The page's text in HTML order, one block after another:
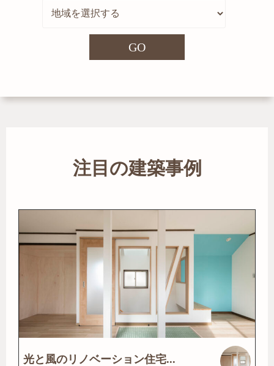
GO
注目の建築事例
光と風のリノベーション住宅...